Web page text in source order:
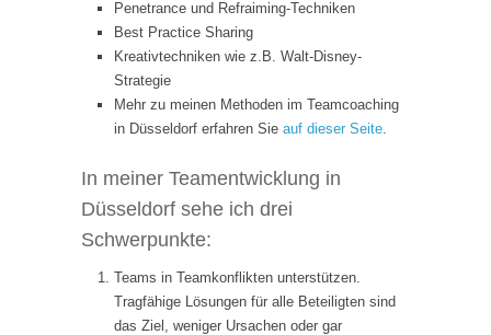
Penetrance und Refraiming-Techniken
Best Practice Sharing
Kreativtechniken wie z.B. Walt-Disney-
Strategie
Mehr zu meinen Methoden im Teamcoaching
in Düsseldorf erfahren Sie auf dieser Seite.
In meiner Teamentwicklung in
Düsseldorf sehe ich drei
Schwerpunkte:
Teams in Teamkonflikten unterstützen.
Tragfähige Lösungen für alle Beteiligten sind
das Ziel, weniger Ursachen oder gar